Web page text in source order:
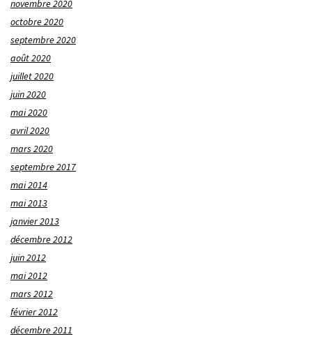
novembre 2020
octobre 2020
septembre 2020
août 2020
juillet 2020
juin 2020
mai 2020
avril 2020
mars 2020
septembre 2017
mai 2014
mai 2013
janvier 2013
décembre 2012
juin 2012
mai 2012
mars 2012
février 2012
décembre 2011